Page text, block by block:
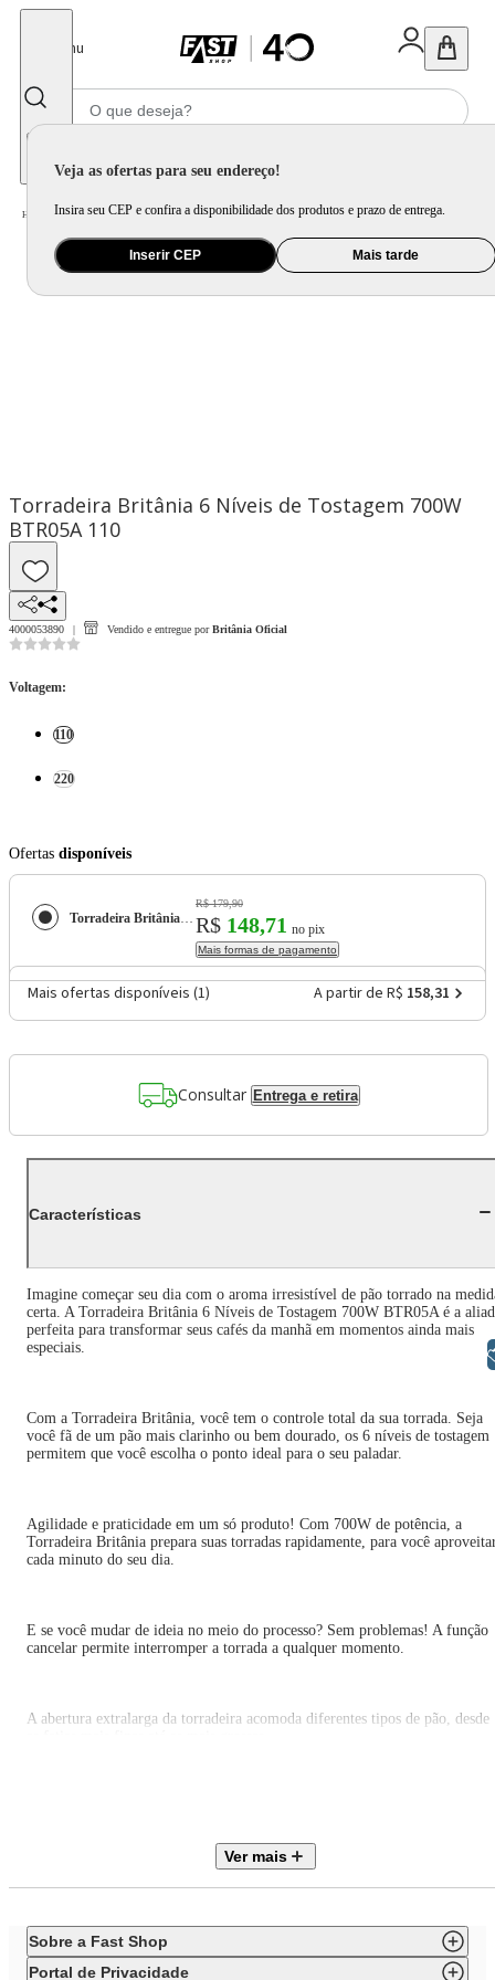
Menu
Veja as ofertas para seu endereço!
Insira seu CEP e confira a disponibilidade dos produtos e prazo de entrega.
Inserir CEP Mais tarde
Home Eletroportátil / Preparo de Alimento / Torradeira / Torradeira Britânia 6 Níveis de Tostagem 700W BTR05A
Torradeira Britânia 6 Níveis de Tostagem 700W
BTR05A 110
4000053890 Vendido e entregue por Britânia Oficial
Voltagem:
110
220
Ofertas disponíveis
Torradeira Britânia 6 Níveis de Tostagem 700W BTR05A
R$ 179,90
R$ 148,71 no pix
Mais formas de pagamento
Mais ofertas disponíveis (1) A partir de R$ 158,31
Consultar Entrega e retira
Características
Imagine começar seu dia com o aroma irresistível de pão torrado na
certa. A Torradeira Britânia 6 Níveis de Tostagem 700W BTR05A é a
perfeita para transformar seus cafés da manhã em momentos ainda mais
especiais.
Com a Torradeira Britânia, você tem o controle total da sua torrada. Seja
você fã de um pão mais clarinho ou bem dourado, os 6 níveis de tostagem
permitem que você escolha o ponto ideal para o seu paladar.
Agilidade e praticidade em um só produto! Com 700W de potência, a
Torradeira Britânia prepara suas torradas rapidamente, para você
cada minuto do seu dia.
E se você mudar de ideia no meio do processo? Sem problemas! A função
cancelar permite interromper a torrada a qualquer momento.
A abertura extralarga da torradeira acomoda diferentes tipos de pão, desde
Ver mais
Sobre a Fast Shop
Portal de Privacidade